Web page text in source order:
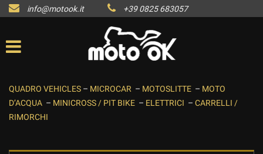
info@motook.it +39 0825 683057
QUADRO VEHICLES – MICROCAR – MOTOSLITTE – MOTO
D’ACQUA – MINICROSS / PIT BIKE – ELETTRICI – CARRELLI /
RIMORCHI